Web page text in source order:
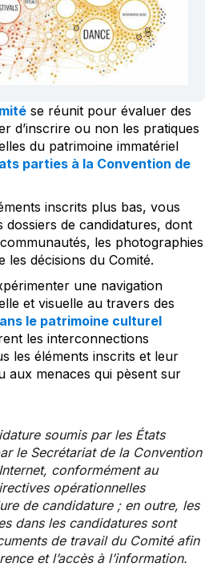
se réunit pour évaluer des
d’inscrire ou non les pratiques
du patrimoine immatériel
parties à la Convention de
inscrits plus bas, vous
de candidatures, dont
les photographies
les décisions du Comité.
une navigation
et visuelle au travers des
le patrimoine culturel
les interconnections
les éléments inscrits et leur
aux menaces qui pèsent sur
soumis par les États
le Secrétariat de la Convention
conformément au
opérationnelles
de candidature ; en outre, les
dans les candidatures sont
de travail du Comité afin
et l’accès à l’information.